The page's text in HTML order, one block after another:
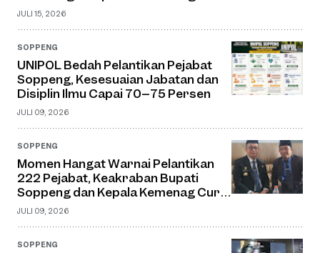
JULI 15, 2026
SOPPENG
UNIPOL Bedah Pelantikan Pejabat
Soppeng, Kesesuaian Jabatan dan
Disiplin Ilmu Capai 70–75 Persen
JULI 09, 2026
SOPPENG
Momen Hangat Warnai Pelantikan
222 Pejabat, Keakraban Bupati
Soppeng dan Kepala Kemenag Curi
Perhatian
JULI 09, 2026
SOPPENG